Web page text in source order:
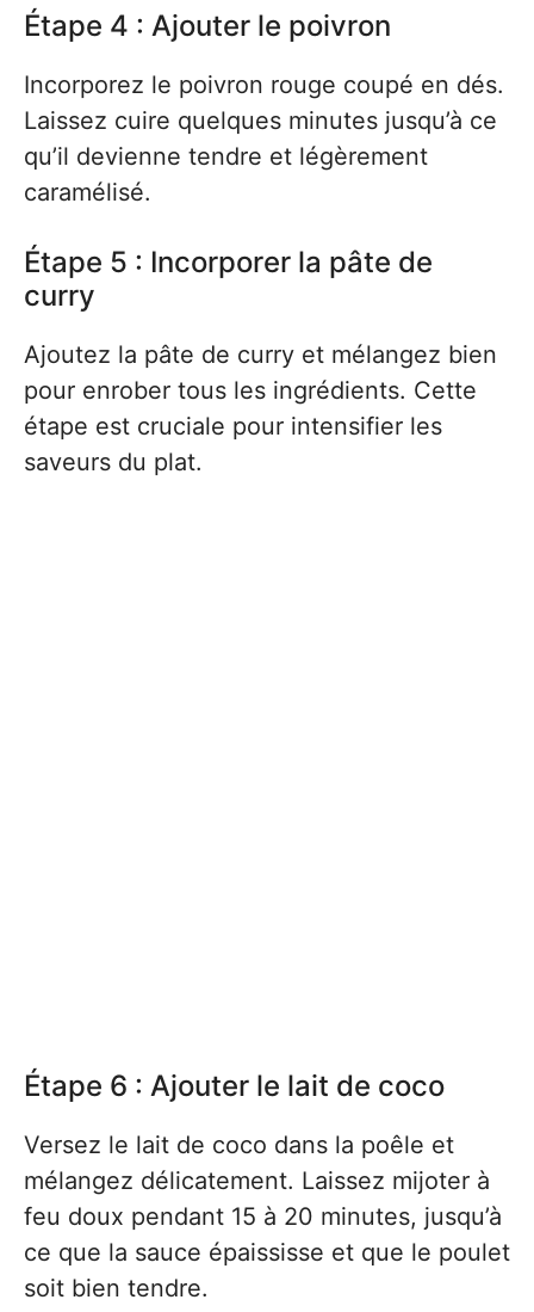
Étape 4 : Ajouter le poivron
Incorporez le poivron rouge coupé en dés.
Laissez cuire quelques minutes jusqu’à ce
qu’il devienne tendre et légèrement
caramélisé.
Étape 5 : Incorporer la pâte de
curry
Ajoutez la pâte de curry et mélangez bien
pour enrober tous les ingrédients. Cette
étape est cruciale pour intensifier les
saveurs du plat.
Étape 6 : Ajouter le lait de coco
Versez le lait de coco dans la poêle et
mélangez délicatement. Laissez mijoter à
feu doux pendant 15 à 20 minutes, jusqu’à
ce que la sauce épaississe et que le poulet
soit bien tendre.